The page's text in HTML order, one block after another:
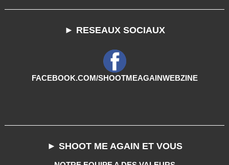
► RESEAUX SOCIAUX
FACEBOOK.COM/SHOOTMEAGAINWEBZINE
► SHOOT ME AGAIN ET VOUS